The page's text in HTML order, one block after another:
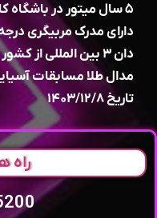
۵ سال میتور در باشگاه کاتانا
دارای مدرک مربیگری درجه
دان ۳ بین المللی از کشور آلمان
تاریخ ۱۴۰۳/۱۲/۸
راه